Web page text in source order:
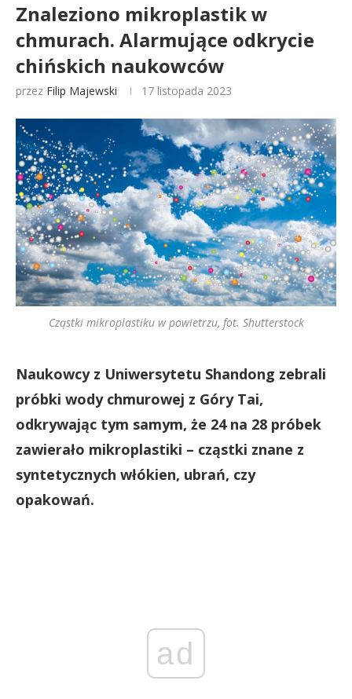
Znaleziono mikroplastik w
chmurach. Alarmujące odkrycie
chińskich naukowców
przez Filip Majewski 17 listopada 2023
Cząstki mikroplastiku w powietrzu, fot. Shutterstock
Naukowcy z Uniwersytetu Shandong zebrali
próbki wody chmurowej z Góry Tai,
odkrywając tym samym, że 24 na 28 próbek
zawierało mikroplastiki – cząstki znane z
syntetycznych włókien, ubrań, czy
opakowań.
ad